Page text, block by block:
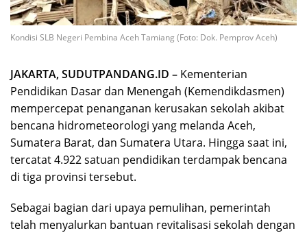
Kondisi SLB Negeri Pembina Aceh Tamiang (Foto: Dok. Pemprov Aceh)
JAKARTA, SUDUTPANDANG.ID – Kementerian
Pendidikan Dasar dan Menengah (Kemendikdasmen)
mempercepat penanganan kerusakan sekolah akibat
bencana hidrometeorologi yang melanda Aceh,
Sumatera Barat, dan Sumatera Utara. Hingga saat ini,
tercatat 4.922 satuan pendidikan terdampak bencana
di tiga provinsi tersebut.
Sebagai bagian dari upaya pemulihan, pemerintah
telah menyalurkan bantuan revitalisasi sekolah dengan